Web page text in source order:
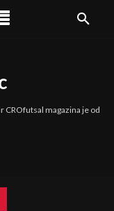
CROfutsal magazina je od